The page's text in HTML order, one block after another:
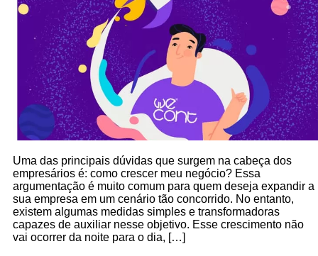
Uma das principais dúvidas que surgem na cabeça dos
empresários é: como crescer meu negócio? Essa
argumentação é muito comum para quem deseja expandir a
sua empresa em um cenário tão concorrido. No entanto,
existem algumas medidas simples e transformadoras
capazes de auxiliar nesse objetivo. Esse crescimento não
vai ocorrer da noite para o dia, […]